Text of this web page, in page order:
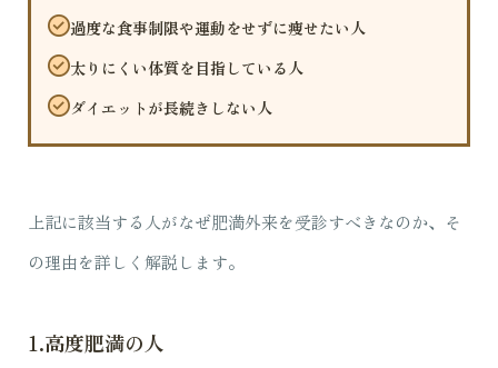
過度な食事制限や運動をせずに痩せたい人
太りにくい体質を目指している人
ダイエットが長続きしない人
上記に該当する人がなぜ肥満外来を受診すべきなのか、そ
の理由を詳しく解説します。
1.高度肥満の人